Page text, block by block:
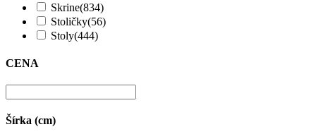
Skrine(834)
Stoličky(56)
Stoly(444)
CENA
Šírka (cm)